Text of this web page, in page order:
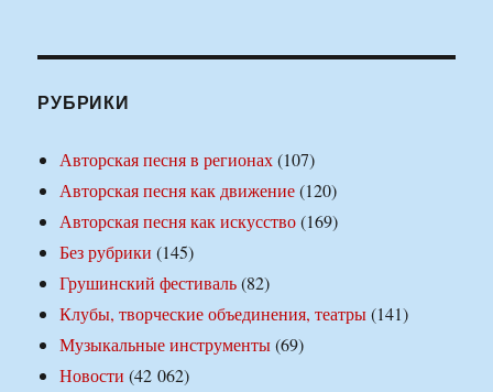
РУБРИКИ
Авторская песня в регионах(107)
Авторская песня как движение(120)
Авторская песня как искусство(169)
Без рубрики (145)
Грушинский фестиваль(82)
Клубы, творческие объединения, театры(141)
Музыкальные инструменты(69)
Новости (42 062)